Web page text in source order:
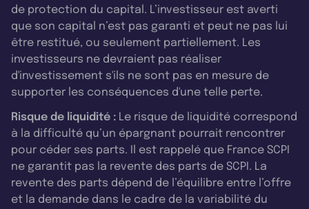
de protection du capital. L’investisseur est averti
que son capital n’est pas garanti et peut ne pas lui
être restitué, ou seulement partiellement. Les
investisseurs ne devraient pas réaliser
d'investissement s'ils ne sont pas en mesure de
supporter les conséquences d'une telle perte.
Risque de liquidité : Le risque de liquidité correspond
à la difficulté qu’un épargnant pourrait rencontrer
pour céder ses parts. Il est rappelé que France SCPI
ne garantit pas la revente des parts de SCPI. La
revente des parts dépend de l’équilibre entre l’offre
et la demande dans le cadre de la variabilité du